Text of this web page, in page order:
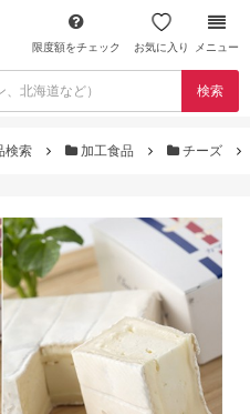
限度額をチェック お気に入り メニュー
検索
検索 加工食品 チーズ